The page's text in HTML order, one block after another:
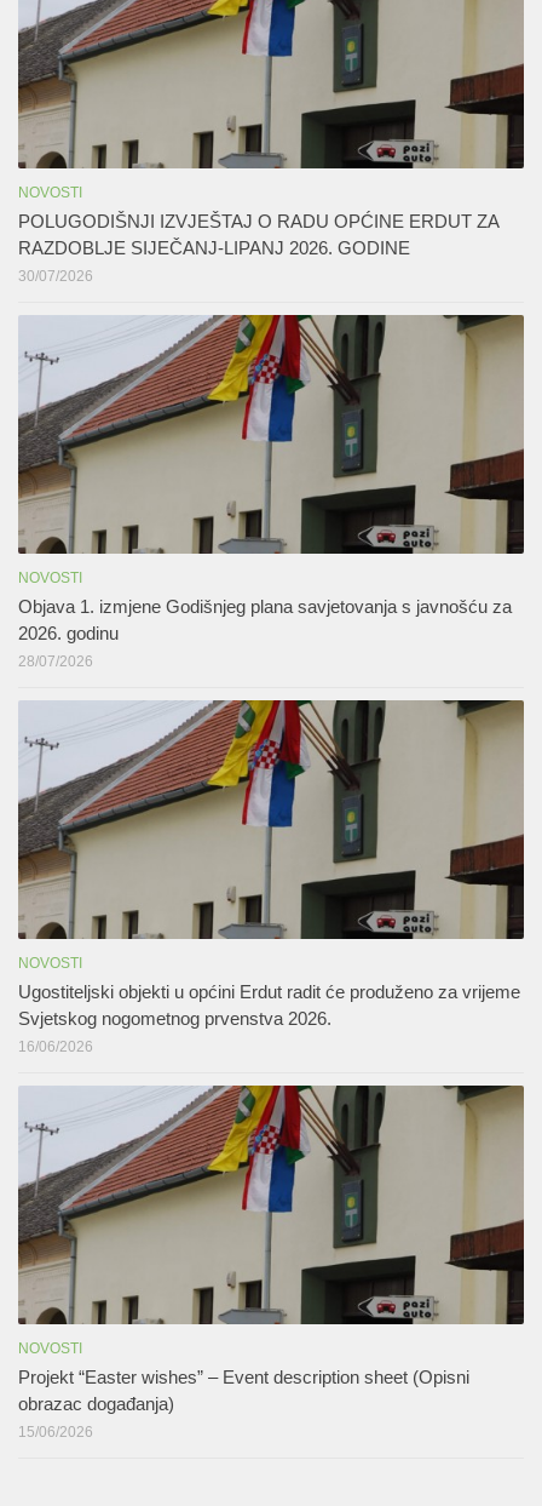
NOVOSTI
POLUGODIŠNJI IZVJEŠTAJ O RADU OPĆINE ERDUT ZA
RAZDOBLJE SIJEČANJ-LIPANJ 2026. GODINE
30/07/2026
NOVOSTI
Objava 1. izmjene Godišnjeg plana savjetovanja s javnošću za
2026. godinu
28/07/2026
NOVOSTI
Ugostiteljski objekti u općini Erdut radit će produženo za vrijeme
Svjetskog nogometnog prvenstva 2026.
16/06/2026
NOVOSTI
Projekt “Easter wishes” – Event description sheet (Opisni
obrazac događanja)
15/06/2026